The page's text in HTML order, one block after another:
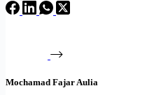
Mochamad Fajar Aulia